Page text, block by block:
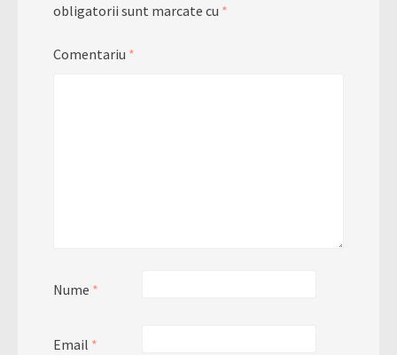
obligatorii sunt marcate cu *
Comentariu *
Nume *
Email *